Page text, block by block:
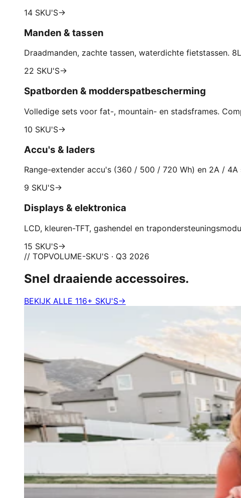
14 SKU'S→
Manden & tassen
Draadmanden, zachte tassen, waterdichte fietstassen.
22 SKU'S→
Spatborden & modderspatbescherming
Volledige sets voor fat-, mountain- en stadsframes.
10 SKU'S→
Accu's & laders
Range-extender accu's (360 / 500 / 720 Wh) en 2A /
9 SKU'S→
Displays & elektronica
LCD, kleuren-TFT, gashendel en
15 SKU'S→
// TOPVOLUME-SKU'S · Q3 2026
Snel draaiende accessoires.
BEKIJK ALLE 116+ SKU'S→